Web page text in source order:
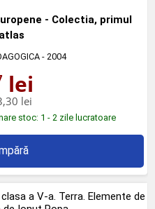
- Colectia, primul
- 2004
lei
lei
stoc: 1 - 2 zile lucratoare